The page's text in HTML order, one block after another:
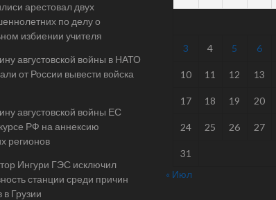
арестовал двух
по делу о
избиении учителя
августовской войны в НАТО
от России вывести войска
августовской войны ЕС
РФ на аннексию
регионов
Ингури ГЭС исключил
станции среди причин
в Грузии
3 4 5 6
10 11 12 13
17 18 19 20
24 25 26 27
31
« Июл